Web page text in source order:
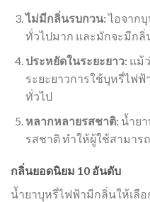
ไม่มีกลิ่นรบกวน:ไอจาก
ทั่วไปมาก และมักจะมีก
ประหยัดในระยะยาว:แม้ว่
ระยะยาวการใช้บุหรี่ไฟ
ทั่วไป
หลากหลายรสชาติ:น้ำยา
รสชาติ ทำให้ผู้ใช้สามาร
กลิ่นยอดนิยม 10 อันดับ
น้ำยาบุหรี่ไฟฟ้ามีกลิ่นให้เลื